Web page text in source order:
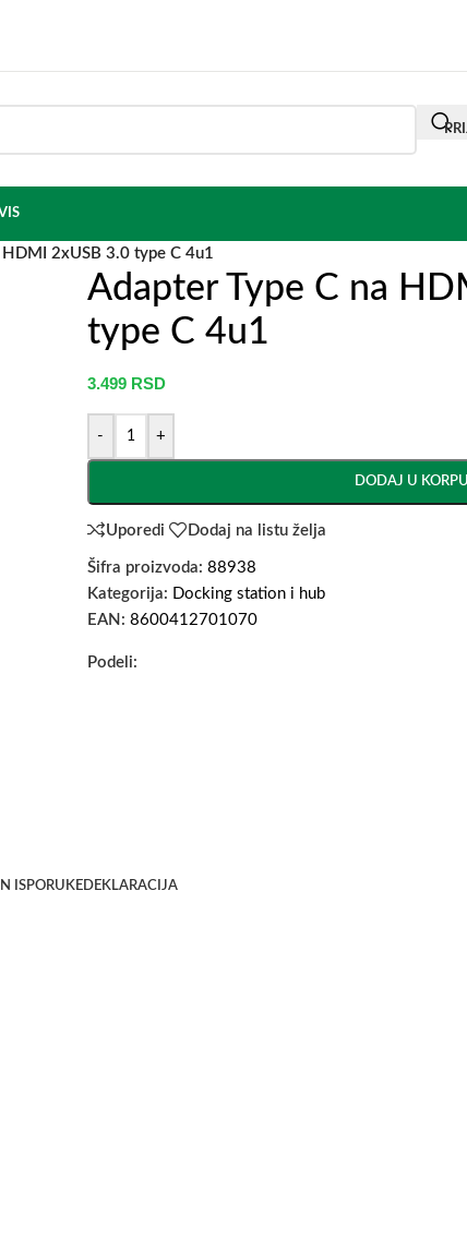
2xUSB 3.0 type C 4u1
Adapter Type C na
type C 4u1
3.499 RSD
- +
DODAJ U KORPU
Uporedi Dodaj na listu želja
Šifra proizvoda: 88938
Kategorija: Docking station i hub
EAN: 8600412701070
Podeli:
ISPORUKEDEKLARACIJA